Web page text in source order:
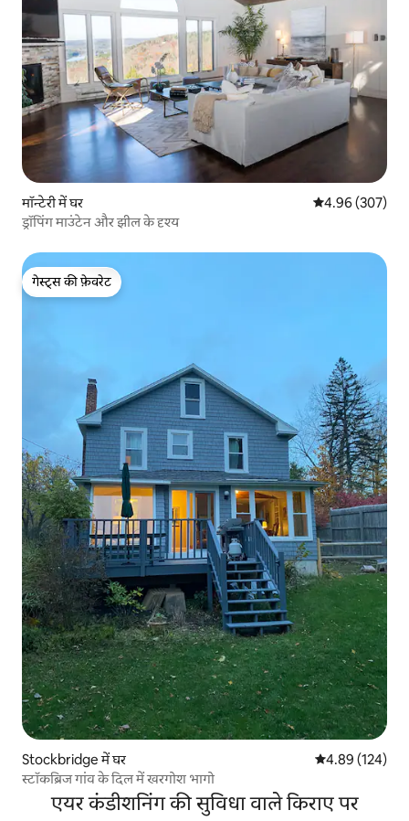
मॉन्टेरी में घर औसत रेटिंग 5 में से
4.96 (307)
ड्रॉपिंग माउंटेन और झील के दृश्य
गेस्ट्स की फ़ेवरेट
गेस्ट्स की फ़ेवरेट
Stockbridge में घर औसत रेटिंग 5 में से
4.89 (124)
स्टॉकब्रिज गांव के दिल में खरगोश भागो
एयर कंडीशनिंग की सुविधा वाले किराए पर